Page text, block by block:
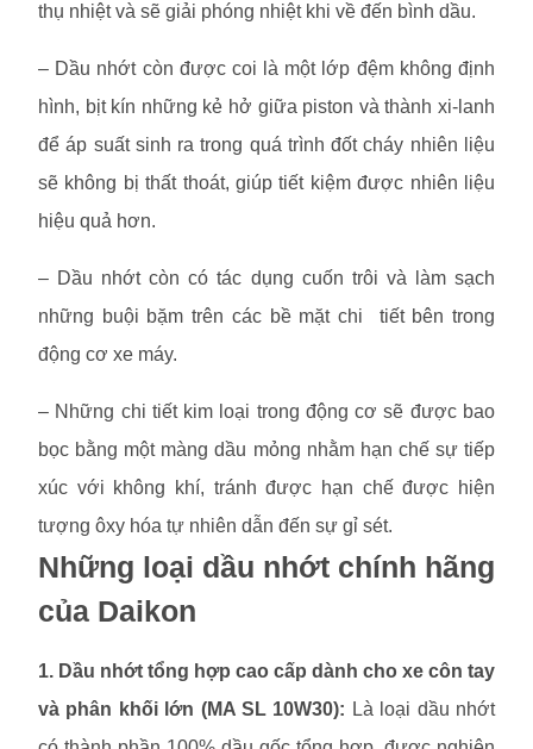
thụ nhiệt và sẽ giải phóng nhiệt khi về đến bình dầu.
– Dầu nhớt còn được coi là một lớp đệm không định
hình, bịt kín những kẻ hở giữa piston và thành xi-lanh
để áp suất sinh ra trong quá trình đốt cháy nhiên liệu
sẽ không bị thất thoát, giúp tiết kiệm được nhiên liệu
hiệu quả hơn.
– Dầu nhớt còn có tác dụng cuốn trôi và làm sạch
những buội bặm trên các bề mặt chi tiết bên trong
động cơ xe máy.
– Những chi tiết kim loại trong động cơ sẽ được bao
bọc bằng một màng dầu mỏng nhằm hạn chế sự tiếp
xúc với không khí, tránh được hạn chế được hiện
tượng ôxy hóa tự nhiên dẫn đến sự gỉ sét.
Những loại dầu nhớt chính hãng
của Daikon
1. Dầu nhớt tổng hợp cao cấp dành cho xe côn tay
và phân khối lớn (MA SL 10W30): Là loại dầu nhớt